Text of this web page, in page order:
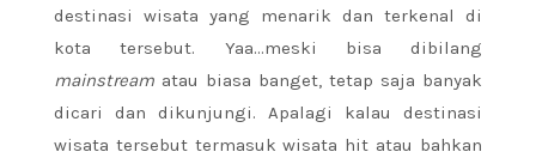
destinasi wisata yang menarik dan terkenal di
kota tersebut. Yaa…meski bisa dibilang
mainstream atau biasa banget, tetap saja banyak
dicari dan dikunjungi. Apalagi kalau destinasi
wisata tersebut termasuk wisata hit atau bahkan